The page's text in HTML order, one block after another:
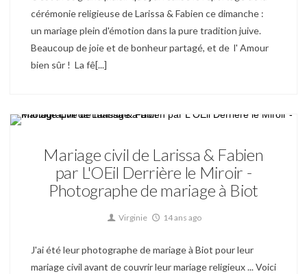
cérémonie religieuse de Larissa & Fabien ce dimanche :
un mariage plein d'émotion dans la pure tradition juive.
Beaucoup de joie et de bonheur partagé, et de l' Amour
bien sûr ! La fê[...]
Mariage civil de Larissa & Fabien
par L'OEil Derrière le Miroir -
Photographe de mariage à Biot
Virginie 14 ans ago
J'ai été leur photographe de mariage à Biot pour leur
mariage civil avant de couvrir leur mariage religieux ... Voici